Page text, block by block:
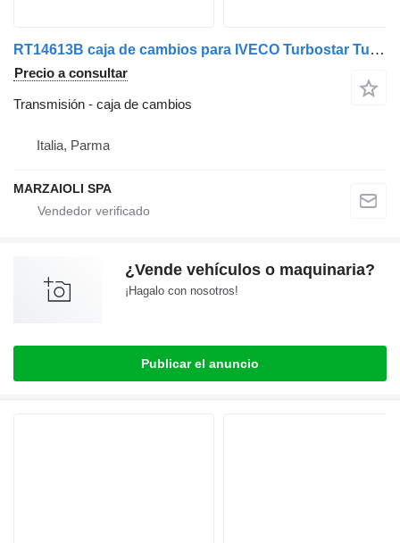
RT14613B caja de cambios para IVECO Turbostar Turbotech 190 camión
Precio a consultar
Transmisión - caja de cambios
Italia, Parma
MARZAIOLI SPA
¿Vende vehículos o maquinaria?
¡Hagalo con nosotros!
Publicar el anuncio